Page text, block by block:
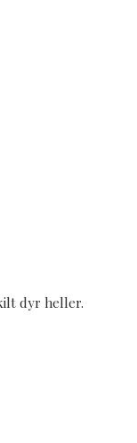
dyr heller.